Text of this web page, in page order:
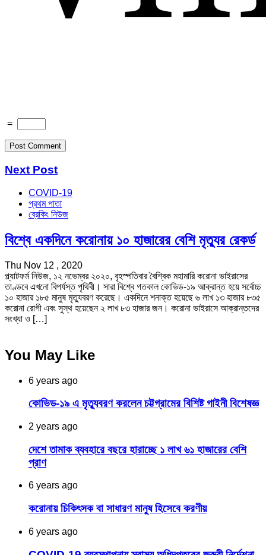
=
Next Post
COVID-19
প্রথম পাতা
ব্রেকিং নিউজ
বিশ্বে একদিনে করোনায় ১০ হাজারের বেশি মৃত্যুর রেকর্ড
Thu Nov 12 , 2020
প্ল্যাটফর্ম নিউজ, ১২ নভেম্বর ২০২০, বৃহস্পতিবার বৈশ্বিক মহামারি করোনা ভাইরাসের
তাণ্ডবে এখনো বিপর্যস্ত পৃথিবী। সারা বিশ্বে গতকাল কোভিড-১৯ আক্রান্ত হয়ে সর্বোচ্চ
১০ হাজার ১৮৫ মানুষ মৃত্যুবরণ করেছে। একদিনে শনাক্ত হয়েছে ৬ লাখ ১৩ হাজার ৮৩৫
করোনা রোগী এবং সুস্থ হয়েছেন ২ লাখ ৮৩ হাজার জন। করোনা ভাইরাসে আক্রান্তদের
সংখ্যা ও […]
You May Like
6 years ago
কোভিড-১৯ এ মৃত্যুবরণ করলেন চট্টগ্রামের বিশিষ্ট গাইনী বিশেষজ্ঞ
2 years ago
দেশে তামাক ব্যবহারে বছরে হারাচ্ছে ১ লাখ ৬১ হাজারের বেশি
প্রাণ
6 years ago
করোনায় চিকিৎসক বা সাধারণ মানুষ হিসেবে করণীয়
6 years ago